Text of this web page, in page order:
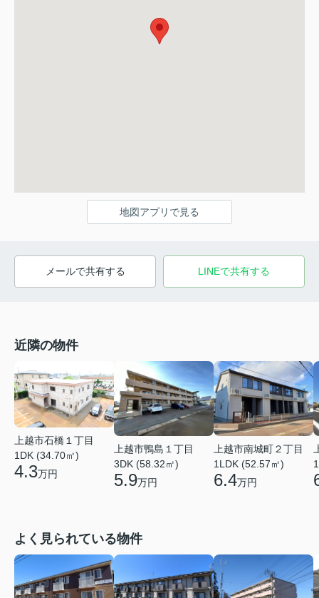
地図アプリで見る
メールで共有する LINEで共有する
近隣の物件
上越市石橋１丁目
1DK (34.70㎡)
4.3万円
上越市鴨島１丁目
3DK (58.32㎡)
5.9万円
上越市南城町２丁目
1LDK (52.57㎡)
6.4万円
よく見られている物件